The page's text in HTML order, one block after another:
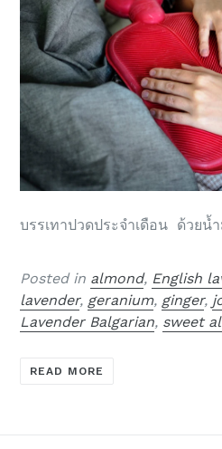
บรรเทาปวดประจำเดือน ด้วยน้
Posted in almond, English
lavender, geranium, ginger,
Lavender Balgarian, sweet
READ MORE